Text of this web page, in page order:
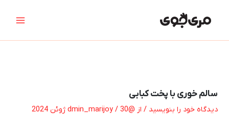
Menu
سالم خوری با پخت کبابی
دیدگاه‌ خود را بنویسید / از @dmin_marijoy
/ 30 ژوئن 2024
نوشته